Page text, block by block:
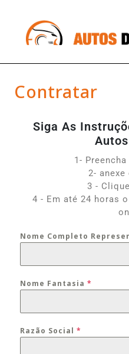
Contratar
Siga As
1-
2-
3 -
4 - Em até 24 horas
Nome Completo
Nome Fantasia *
Razão Social *